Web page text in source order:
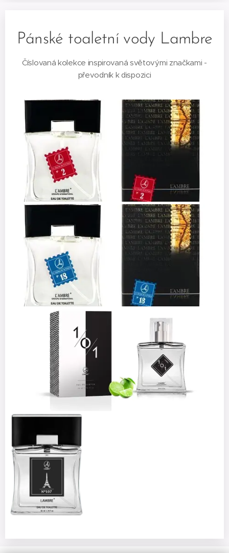
Pánské toaletní vody Lambre
Číslovaná kolekce inspirovaná světovými značkami -
převodník k dispozici